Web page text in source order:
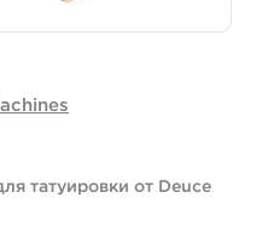
татуировки от Deuce